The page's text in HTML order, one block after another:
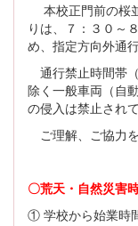
本校正門前の桜
りは、７：３０～
め、指定方向外通
通行禁止時間帯
除く一般車両（自
の侵入は禁止され
ご理解、ご協力
〇荒天・自然災害
① 学校から始業時